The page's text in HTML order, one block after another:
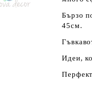
Бързо
45см.
Идеи,